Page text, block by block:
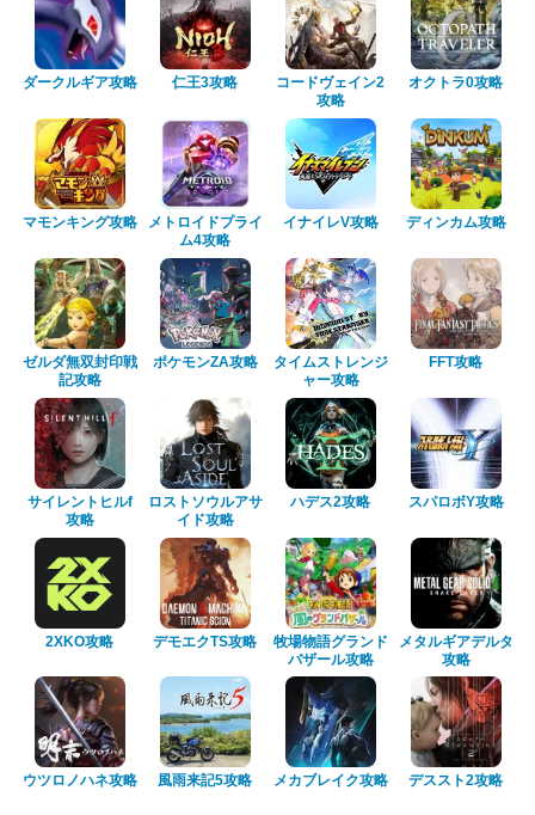
ダークルギア攻略 仁王3攻略
コードヴェイン2
攻略
オクトラ0攻略
マモンキング攻略
メトロイドプライ
ム4攻略
イナイレV攻略 ディンカム攻略
ゼルダ無双封印戦
記攻略
ポケモンZA攻略
タイムストレンジ
ャー攻略
FFT攻略
サイレントヒルf
攻略
ロストソウルアサ
イド攻略
ハデス2攻略 スパロボY攻略
2XKO攻略 デモエクTS攻略
牧場物語グランド
バザール攻略
メタルギアデルタ
攻略
ウツロノハネ攻略 風雨来記5攻略 メカブレイク攻略 デススト2攻略